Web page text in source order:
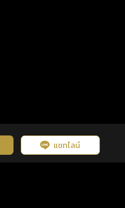
แชทไลน์
ประสิทธิภาพและประสบการณ์ที่ดี
บายความเป็นส่วนตัว คลิกดูดวงฟรี